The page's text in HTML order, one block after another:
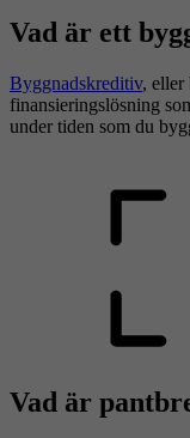
Vad är ett
Byggnadskreditiv, eller
finansieringslösning
under tiden som du
Vad är